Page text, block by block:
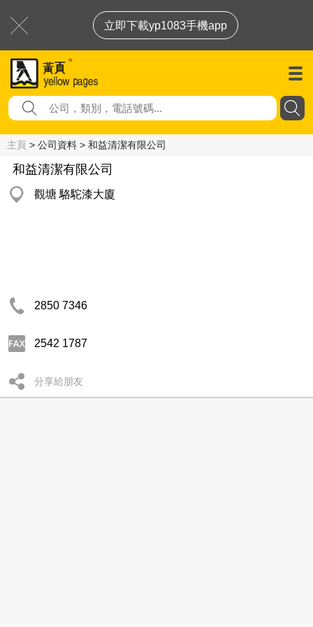
立即下載yp1083手機app
主頁 > 公司資料 > 和益清潔有限公司
和益清潔有限公司
觀塘 駱駝漆大廈
2850 7346
2542 1787
分享給朋友